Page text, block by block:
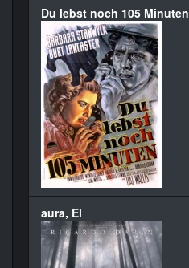
Du lebst noch 105 Minuten
aura, El